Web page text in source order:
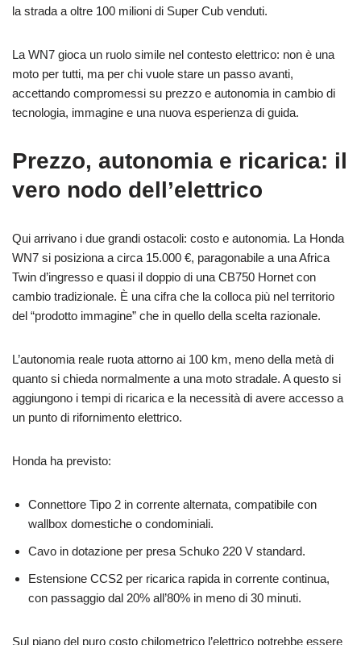
la strada a oltre 100 milioni di Super Cub venduti.
La WN7 gioca un ruolo simile nel contesto elettrico: non è una
moto per tutti, ma per chi vuole stare un passo avanti,
accettando compromessi su prezzo e autonomia in cambio di
tecnologia, immagine e una nuova esperienza di guida.
Prezzo, autonomia e ricarica: il
vero nodo dell’elettrico
Qui arrivano i due grandi ostacoli: costo e autonomia. La Honda
WN7 si posiziona a circa 15.000 €, paragonabile a una Africa
Twin d’ingresso e quasi il doppio di una CB750 Hornet con
cambio tradizionale. È una cifra che la colloca più nel territorio
del “prodotto immagine” che in quello della scelta razionale.
L’autonomia reale ruota attorno ai 100 km, meno della metà di
quanto si chieda normalmente a una moto stradale. A questo si
aggiungono i tempi di ricarica e la necessità di avere accesso a
un punto di rifornimento elettrico.
Honda ha previsto:
Connettore Tipo 2 in corrente alternata, compatibile con
wallbox domestiche o condominiali.
Cavo in dotazione per presa Schuko 220 V standard.
Estensione CCS2 per ricarica rapida in corrente continua,
con passaggio dal 20% all’80% in meno di 30 minuti.
Sul piano del puro costo chilometrico l’elettrico potrebbe essere